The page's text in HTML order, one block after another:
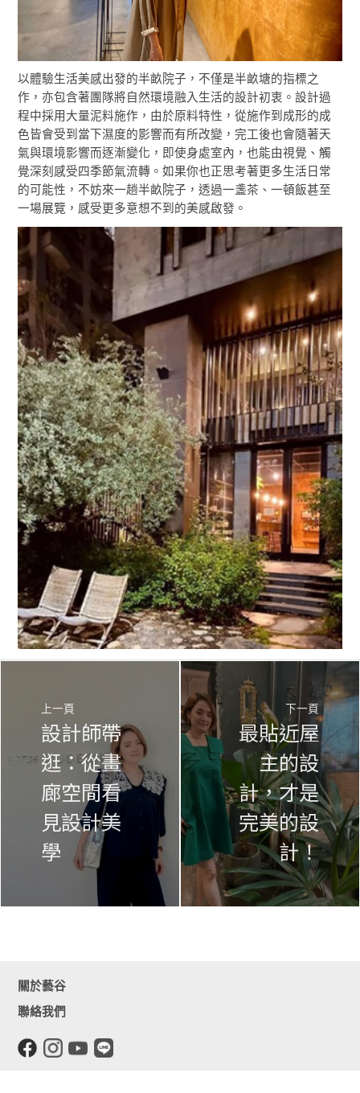
以體驗生活美感出發的半畝院子，不僅是半畝塘的指標之
作，亦包含著團隊將自然環境融入生活的設計初衷。設計過
程中採用大量泥料施作，由於原料特性，從施作到成形的成
色皆會受到當下濕度的影響而有所改變，完工後也會隨著天
氣與環境影響而逐漸變化，即使身處室內，也能由視覺、觸
覺深刻感受四季節氣流轉。如果你也正思考著更多生活日常
的可能性，不妨來一趟半畝院子，透過一盞茶、一頓飯甚至
一場展覽，感受更多意想不到的美感啟發。
上一頁
設計師帶
逛：從畫
廊空間看
見設計美
學
下一頁
最貼近屋
主的設
計，才是
完美的設
計！
關於藝谷
聯絡我們